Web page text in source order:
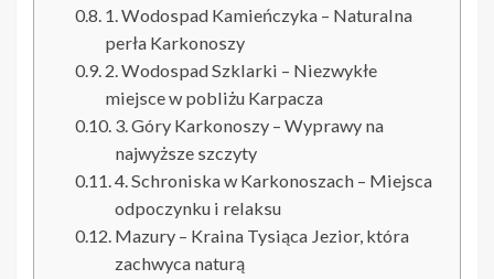
1. Wodospad Kamieńczyka – Naturalna
perła Karkonoszy
2. Wodospad Szklarki – Niezwykłe
miejsce w pobliżu Karpacza
3. Góry Karkonoszy – Wyprawy na
najwyższe szczyty
4. Schroniska w Karkonoszach – Miejsca
odpoczynku i relaksu
Mazury – Kraina Tysiąca Jezior, która
zachwyca naturą